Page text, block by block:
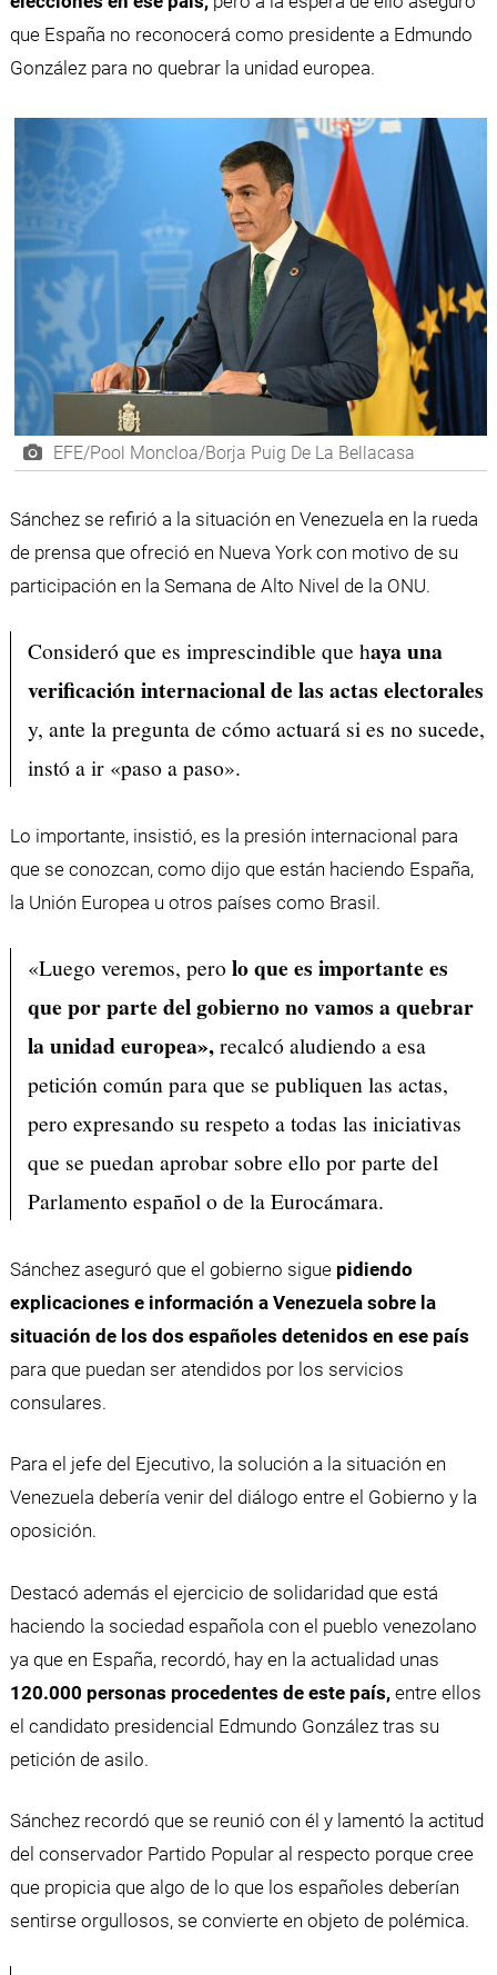
que España no reconocerá como presidente a Edmundo
González para no quebrar la unidad europea.
EFE/Pool Moncloa/Borja Puig De La Bellacasa
Sánchez se refirió a la situación en Venezuela en la rueda
de prensa que ofreció en Nueva York con motivo de su
participación en la Semana de Alto Nivel de la ONU.
Consideró que es imprescindible que haya una
verificación internacional de las actas electorales
y, ante la pregunta de cómo actuará si es no sucede,
instó a ir «paso a paso».
Lo importante, insistió, es la presión internacional para
que se conozcan, como dijo que están haciendo España,
la Unión Europea u otros países como Brasil.
«Luego veremos, perolo que es importante es
que por parte del gobierno no vamos a quebrar
la unidad europea»,recalcó aludiendo a esa
petición común para que se publiquen las actas,
pero expresando su respeto a todas las iniciativas
que se puedan aprobar sobre ello por parte del
Parlamento español o de la Eurocámara.
Sánchez aseguró que el gobierno siguepidiendo
explicaciones e información a Venezuela sobre la
situación de los dos españoles detenidos en ese país
para que puedan ser atendidos por los servicios
consulares.
Para el jefe del Ejecutivo, la solución a la situación en
Venezuela debería venir del diálogo entre el Gobierno y la
oposición.
Destacó además el ejercicio de solidaridad que está
haciendo la sociedad española con el pueblo venezolano
ya que en España, recordó, hay en la actualidad unas
120.000 personas procedentes de este país,entre ellos
el candidato presidencial Edmundo González tras su
petición de asilo.
Sánchez recordó que se reunió con él y lamentó la actitud
del conservador Partido Popular al respecto porque cree
que propicia que algo de lo que los españoles deberían
sentirse orgullosos, se convierte en objeto de polémica.